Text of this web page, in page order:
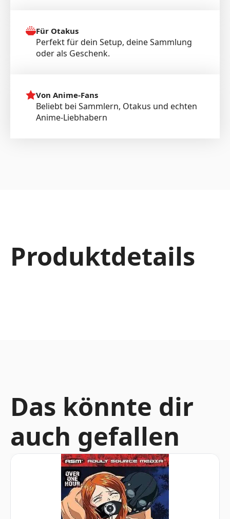
Für Otakus
Perfekt für dein Setup, deine Sammlung
oder als Geschenk.
Von Anime-Fans
Beliebt bei Sammlern, Otakus und echten
Anime-Liebhabern
Produktdetails
Das könnte dir
auch gefallen